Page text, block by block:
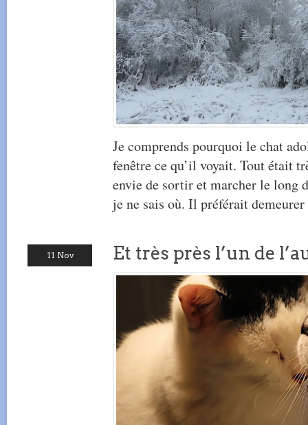
Je comprends pourquoi le chat
fenêtre ce qu’il voyait. Tout était
envie de sortir et marcher le long
je ne sais où. Il préférait
11 Nov Et très près l’un de